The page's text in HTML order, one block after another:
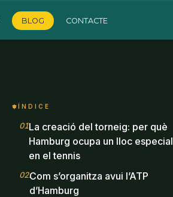
BLOG CONTACTE
ÍNDICE
01.La creació del torneig: per què
Hamburg ocupa un lloc especial
en el tennis
02.Com s’organitza avui l’ATP
d’Hamburg